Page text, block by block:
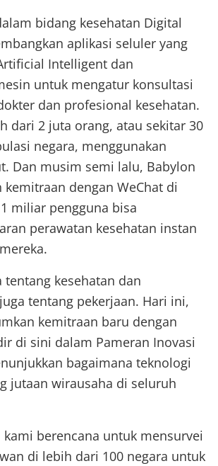
bidang kesehatan Digital
aplikasi seluler yang
Intelligent dan
untuk mengatur konsultasi
dan profesional kesehatan.
dari 2 juta orang, atau sekitar 30
negara, menggunakan
Dan musim semi lalu, Babylon
dengan WeChat di
miliar pengguna bisa
perawatan kesehatan instan
tentang kesehatan dan
tentang pekerjaan. Hari ini,
kemitraan baru dengan
di sini dalam Pameran Inovasi
bagaimana teknologi
jutaan wirausaha di seluruh
kami berencana untuk mensurvei
di lebih dari 100 negara untuk